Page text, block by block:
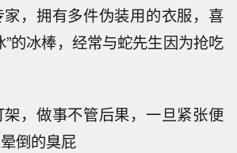
，拥有多件伪装用的衣服，喜
”的冰棒，经常与蛇先生因为抢吃
，做事不管后果，一旦紧张便
倒的臭屁